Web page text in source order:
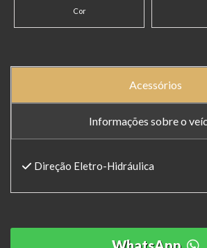
Cor
Acessórios
Informações sobre o
Direção Eletro-Hidráulica